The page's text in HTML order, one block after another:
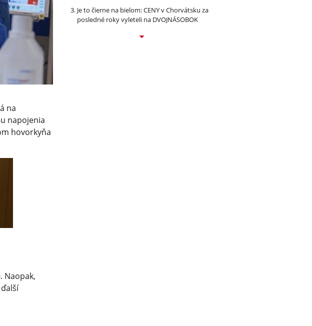
na
napojenia
hovorkyňa
Naopak,
Je to čierne na bielom: CENY v Chorvátsku za
posledné roky vyleteli na DVOJNÁSOBOK